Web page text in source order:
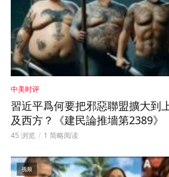
中美时评
習近平爲何要把邪惡聯盟擴大到
及西方？《建民論推墻第2389》
45 浏览 1 简略阅读
视频